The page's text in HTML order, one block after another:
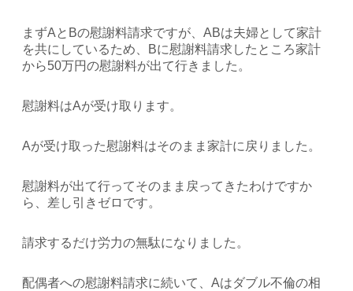
まずAとBの慰謝料請求ですが、ABは夫婦として家計
を共にしているため、Bに慰謝料請求したところ家計
から50万円の慰謝料が出て行きました。
慰謝料はAが受け取ります。
Aが受け取った慰謝料はそのまま家計に戻りました。
慰謝料が出て行ってそのまま戻ってきたわけですか
ら、差し引きゼロです。
請求するだけ労力の無駄になりました。
配偶者への慰謝料請求に続いて、Aはダブル不倫の相